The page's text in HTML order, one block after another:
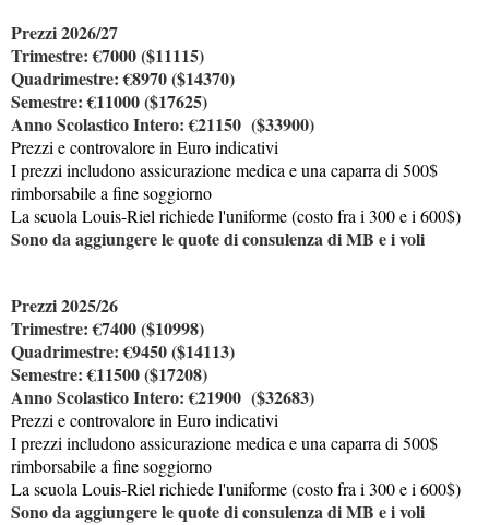
Prezzi 2026/27
Trimestre: €7000 ($11115)
Quadrimestre: €8970 ($14370)
Semestre: €11000 ($17625)
Anno Scolastico Intero: €21150 ($33900)
Prezzi e controvalore in Euro indicativi
I prezzi includono assicurazione medica e una caparra di 500$
rimborsabile a fine soggiorno
La scuola Louis-Riel richiede l'uniforme (costo fra i 300 e i 600$)
Sono da aggiungere le quote di consulenza di MB e i voli
Prezzi 2025/26
Trimestre: €7400 ($10998)
Quadrimestre: €9450 ($14113)
Semestre: €11500 ($17208)
Anno Scolastico Intero: €21900 ($32683)
Prezzi e controvalore in Euro indicativi
I prezzi includono assicurazione medica e una caparra di 500$
rimborsabile a fine soggiorno
La scuola Louis-Riel richiede l'uniforme (costo fra i 300 e i 600$)
Sono da aggiungere le quote di consulenza di MB e i voli